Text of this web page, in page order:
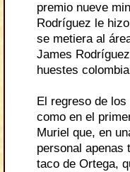
premio nueve
Rodríguez le
se metiera al
James
huestes
El regreso de
como en el
Muriel que, en
personal apenas
taco de Ortega,